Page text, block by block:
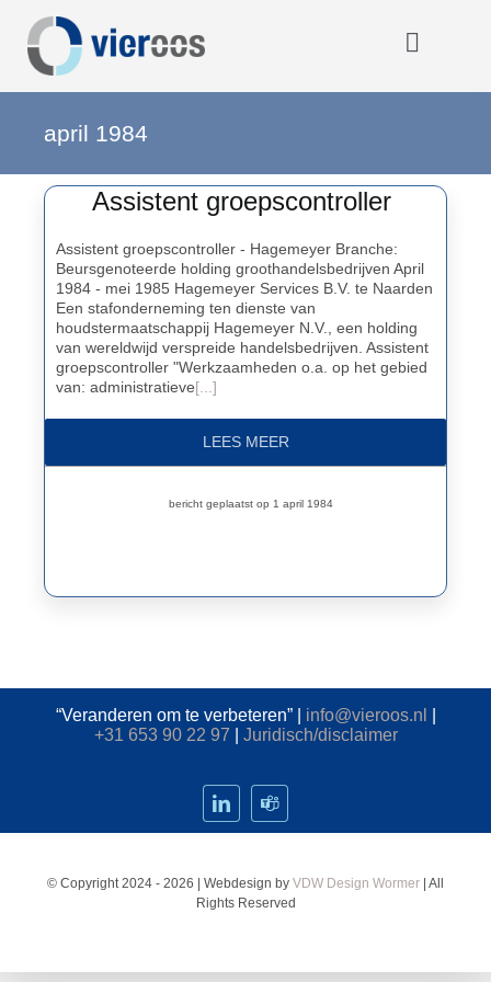
naar
inhoud
Toggle
Home
OOOO
Activiteiten
Opmerkelijk
Over VIEROOS
april 1984
Assistent groepscontroller
Assistent groepscontroller - Hagemeyer Branche:
Beursgenoteerde holding groothandelsbedrijven April
1984 - mei 1985 Hagemeyer Services B.V. te Naarden
Een stafonderneming ten dienste van
houdstermaatschappij Hagemeyer N.V., een holding
van wereldwijd verspreide handelsbedrijven. Assistent
groepscontroller "Werkzaamheden o.a. op het gebied
van: administratieve[...]
LEES MEER
bericht geplaatst op 1 april 1984
“Veranderen om te verbeteren” | info@vieroos.nl
+31 653 90 22 97
Juridisch/disclaimer
© Copyright 2024 - 2026 | Webdesign by VDW Design Wormer | All
Rights Reserved